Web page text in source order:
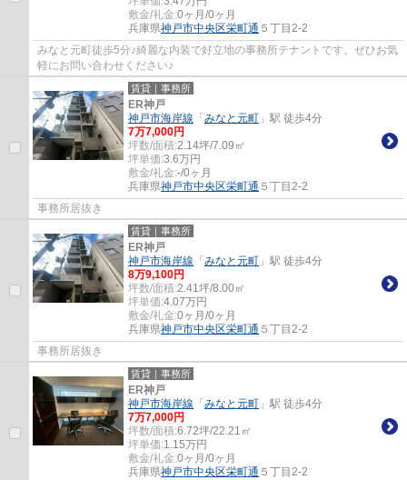
敷金/礼金:0ヶ月/0ヶ月
兵庫県神戸市中央区栄町通 ５丁目2-2
みなと元町徒歩5分♪綺麗な内装で好立地の事務所テナントです。ぜひお気
軽にお問い合わせください♪
賃貸｜事務所
ER神戸
神戸市海岸線 「 みなと元町 」駅 徒歩4分
7万7,000円
坪数/面積:2.14坪/7.09㎡
坪単価:3.6万円
敷金/礼金:-/0ヶ月
兵庫県神戸市中央区栄町通 ５丁目2-2
事務所居抜き
賃貸｜事務所
ER神戸
神戸市海岸線 「 みなと元町 」駅 徒歩4分
8万9,100円
坪数/面積:2.41坪/8.00㎡
坪単価:4.07万円
敷金/礼金:0ヶ月/0ヶ月
兵庫県神戸市中央区栄町通 ５丁目2-2
事務所居抜き
賃貸｜事務所
ER神戸
神戸市海岸線 「 みなと元町 」駅 徒歩4分
7万7,000円
坪数/面積:6.72坪/22.21㎡
坪単価:1.15万円
敷金/礼金:0ヶ月/0ヶ月
兵庫県神戸市中央区栄町通 ５丁目2-2